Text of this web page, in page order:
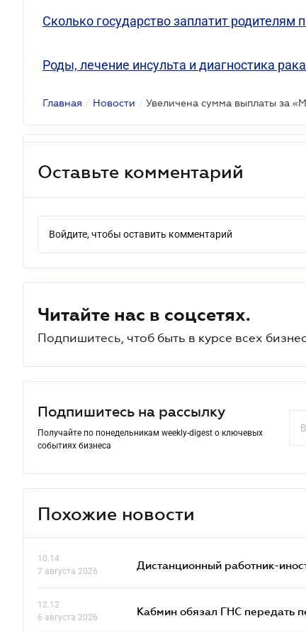
Сколько государство заплатит родителям
Роды, лечение инсульта и диагностика
Главная / Новости / Увеличена сумма выплаты за
Оставьте комментарий
Войдите, чтобы оставить комментарий
Читайте нас в соцсетях.
Подпишитесь, чтоб быть в курсе всех
Подпишитесь на рассылку
Получайте по понедельникам weekly-digest о ключевых
событиях бизнеса
Похожие новости
10.14
7 августа 2026
Дистанционный работник-
12.12
6 августа 2026
Кабмин обязал ГНС передать